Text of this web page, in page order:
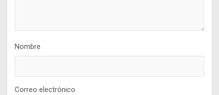
Nombre
Correo electrónico